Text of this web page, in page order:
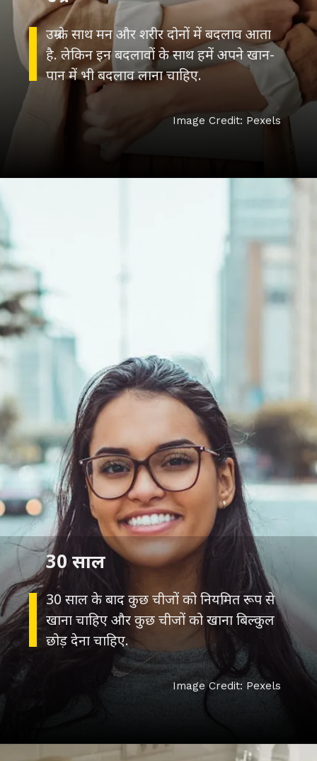
उम्र के साथ मन और शरीर दोनों में बदलाव आता
है. लेकिन इन बदलावों के साथ हमें अपने खान-
पान में भी बदलाव लाना चाहिए.
Image Credit: Pexels
30 साल के बाद कुछ चीजों को नियमित रूप से
खाना चाहिए और कुछ चीजों को खाना बिल्कुल
छोड़ देना चाहिए.
30 साल
Image Credit: Pexels